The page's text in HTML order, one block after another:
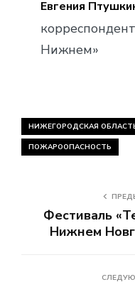
Евгения
Нижнем»
НИЖЕГОРОДСКАЯ
ПОЖАРООПАСНОСТЬ
Фестиваль
Нижнем